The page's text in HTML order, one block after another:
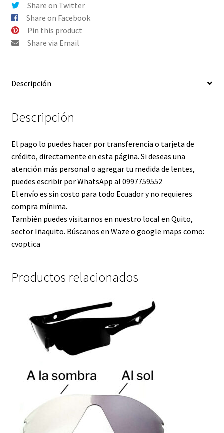
Share on Twitter
Share on Facebook
Pin this product
Share via Email
Descripción
Descripción
El pago lo puedes hacer por transferencia o tarjeta de
crédito, directamente en esta página. Si deseas una
atención más personal o agregar tu medida de lentes,
puedes escribir por WhatsApp al 0997759552
El envío es sin costo para todo Ecuador y no requieres
compra mínima.
También puedes visitarnos en nuestro local en Quito,
sector Iñaquito. Búscanos en Waze o google maps como:
cvoptica
Productos relacionados